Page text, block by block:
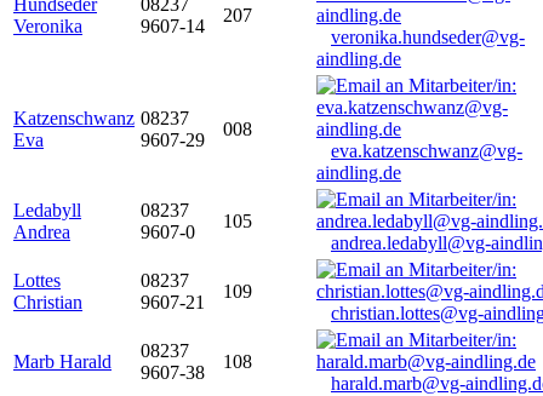
Hundseder
Veronika
08237
9607-14
207
veronika.hundseder@vg-
aindling.de
Katzenschwanz
Eva
08237
9607-29
008
eva.katzenschwanz@vg-
aindling.de
Ledabyll
Andrea
08237
9607-0
105
andrea.ledabyll@vg-
Lottes
Christian
08237
9607-21
109
christian.lottes@vg-
Marb Harald
08237
9607-38
108
harald.marb@vg-